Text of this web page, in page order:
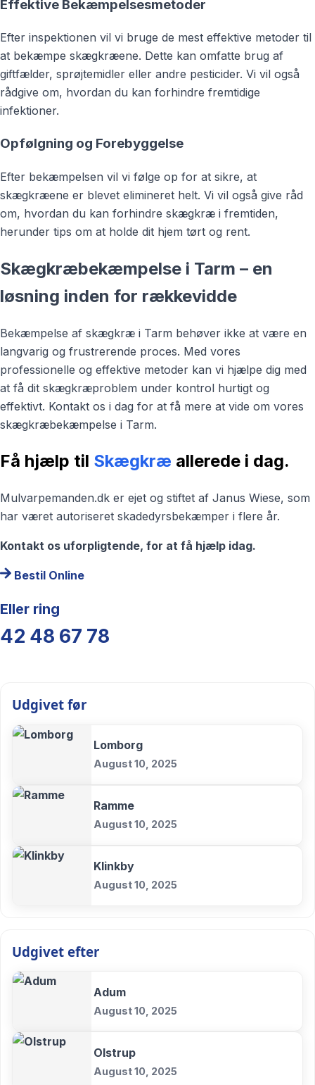
Effektive Bekæmpelsesmetoder
Efter inspektionen vil vi bruge de mest effektive metoder til
at bekæmpe skægkræene. Dette kan omfatte brug af
giftfælder, sprøjtemidler eller andre pesticider. Vi vil også
rådgive om, hvordan du kan forhindre fremtidige
infektioner.
Opfølgning og Forebyggelse
Efter bekæmpelsen vil vi følge op for at sikre, at
skægkræene er blevet elimineret helt. Vi vil også give råd
om, hvordan du kan forhindre skægkræ i fremtiden,
herunder tips om at holde dit hjem tørt og rent.
Skægkræbekæmpelse i Tarm – en
løsning inden for rækkevidde
Bekæmpelse af skægkræ i Tarm behøver ikke at være en
langvarig og frustrerende proces. Med vores
professionelle og effektive metoder kan vi hjælpe dig med
at få dit skægkræproblem under kontrol hurtigt og
effektivt. Kontakt os i dag for at få mere at vide om vores
skægkræbekæmpelse i Tarm.
Få hjælp til Skægkræ allerede i dag.
Mulvarpemanden.dk er ejet og stiftet af Janus Wiese, som
har været autoriseret skadedyrsbekæmper i flere år.
Kontakt os uforpligtende, for at få hjælp idag.
Bestil Online
Eller ring
42 48 67 78
Udgivet før
Lomborg
August 10, 2025
Ramme
August 10, 2025
Klinkby
August 10, 2025
Udgivet efter
Adum
August 10, 2025
Olstrup
August 10, 2025